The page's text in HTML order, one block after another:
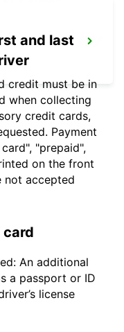
and last
credit must be in
when collecting
credit cards,
Payment
"prepaid",
on the front
not accepted
card
An additional
a passport or ID
license